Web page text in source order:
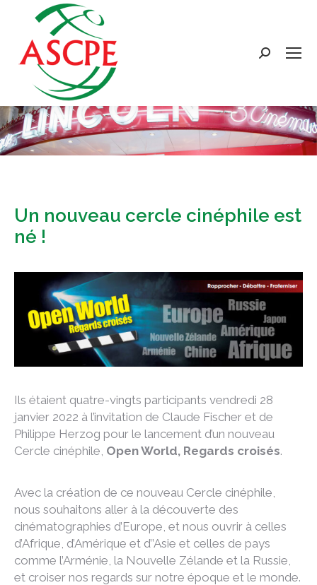
Search:
Un nouveau cercle cinéphile est
né !
Ils étaient quatre-vingts participants vendredi 28
janvier 2022 à l’invitation de Claude Fischer et de
Philippe Herzog pour le lancement d’un nouveau
Cercle cinéphile, Open World, Regards croisés.
Avec la création de ce nouveau Cercle cinéphile,
nous souhaitons aller à la découverte des
cinématographies d’Europe, et nous ouvrir à celles
d’Afrique, d’Amérique et d’’Asie et celles de pays
comme l’Arménie, la Nouvelle Zélande et la Russie,
et croiser nos regards sur notre époque et le monde.